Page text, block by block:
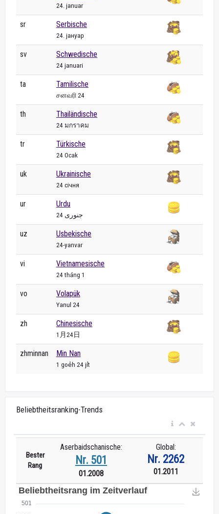
24. januar
sr Serbische
24. јануар
sv Schwedische
24 januari
ta Tamilische
சனவரி 24
th Thailändische
24 มกราคม
tr Türkische
24 Ocak
uk Ukrainische
24 січня
ur Urdu
24 جنوری
uz Usbekische
24-yanvar
vi Vietnamesische
24 tháng 1
vo Volapük
Yanul 24
zh Chinesische
1月24日
zhminnan Min Nan
1 goe̍h 24 ji̍t
Beliebtheitsranking-Trends
Bester
Rang
Aserbaidschanische:
Nr. 501
01.2008
Global:
Nr. 2262
01.2011